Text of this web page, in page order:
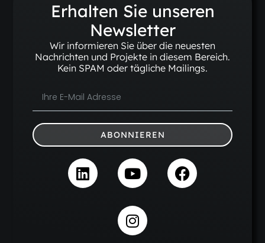
Erhalten Sie unseren
Newsletter
Wir informieren Sie über die neuesten
Nachrichten und Projekte in diesem Bereich.
Kein SPAM oder tägliche Mailings.
ABONNIEREN